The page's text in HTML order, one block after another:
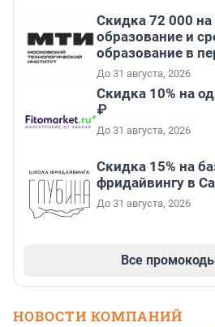
Скидка 72 000
образование и
образование в
До 31 августа, 2026
Скидка 10% на
₽
До 31 августа, 2026
Скидка 15% на
фридайвингу в
До 31 августа, 2026
Все
НОВОСТИ КОМПАНИЙ